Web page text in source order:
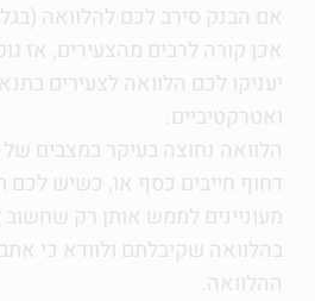
אם הבנק סירב לכם להלוואה
אכן קורה לרבים מהצעירים, אז
יעניקו לכם הלוואה לצעירים
ואטרקטיביים.
הלוואה נחוצה בעיקר במצבים
דחוף חייבים כסף או, כשיש לכם
מעוניינים לממש אותן רק שחשוב
בהלוואה שקיבלתם ולוודא כי
ההלוואה.